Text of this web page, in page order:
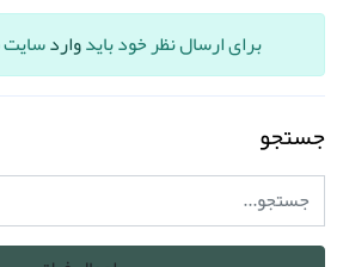
برای ارسال نظر خود بایدوارد
جستجو